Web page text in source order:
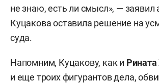
не знаю, есть ли смысл», — заявил
Куцакова оставила решение на
суда.
Напомним, Куцакову, как и Рината
и еще троих фигурантов дела,